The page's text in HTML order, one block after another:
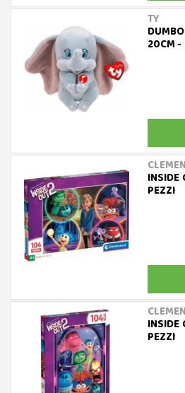
TY
20CM -
INSIDE
PEZZI
INSIDE
PEZZI